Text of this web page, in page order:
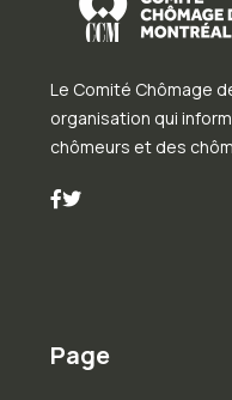
Le Comité Chômage
organisation qui
chômeurs et des
Page